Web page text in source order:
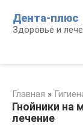
контенту
Дента-плюс
Здоровье и
Главная »
Гнойники на
лечение